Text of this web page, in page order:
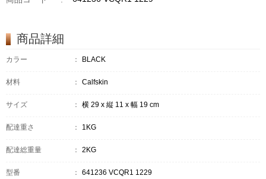
商品詳細
カラー ： BLACK
材料 ： Calfskin
サイズ ： 横 29 x 縦 11 x 幅 19 cm
配達重さ ： 1KG
配達総重量 ： 2KG
型番 ： 641236 VCQR1 1229